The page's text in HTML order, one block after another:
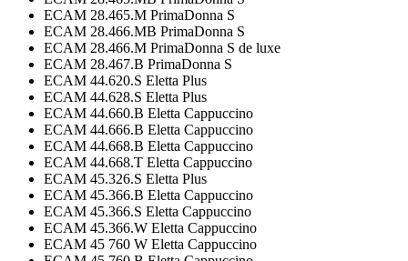
ECAM 28.465.M PrimaDonna S
ECAM 28.466.MB PrimaDonna S
ECAM 28.466.M PrimaDonna S de luxe
ECAM 28.467.B PrimaDonna S
ECAM 44.620.S Eletta Plus
ECAM 44.628.S Eletta Plus
ECAM 44.660.B Eletta Cappuccino
ECAM 44.666.B Eletta Cappuccino
ECAM 44.668.B Eletta Cappuccino
ECAM 44.668.T Eletta Cappuccino
ECAM 45.326.S Eletta Plus
ECAM 45.366.B Eletta Cappuccino
ECAM 45.366.S Eletta Cappuccino
ECAM 45.366.W Eletta Cappuccino
ECAM 45 760 W Eletta Cappuccino